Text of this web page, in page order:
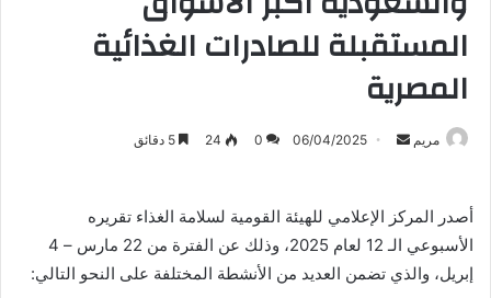
المستقبلة للصادرات الغذائية
المصرية
مريم
أرسل 06/04/2025
0
24
أصدر المركز الإعلامي للهيئة القومية لسلامة الغذاء تقريره
الأسبوعي الـ 12 لعام 2025، وذلك عن الفترة من 22 مارس – 4
إبريل، والذي تضمن العديد من الأنشطة المختلفة على النحو التالي: